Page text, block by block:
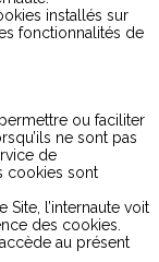
installés sur
fonctionnalités de
ou faciliter
ne sont pas
de
cookies sont
l’internaute voit
des cookies.
au présent